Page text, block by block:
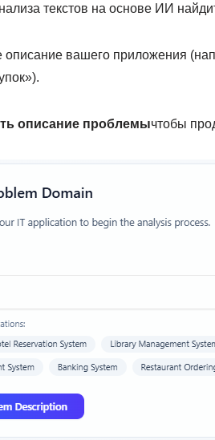
текстов на основе ИИ
описание вашего приложения
описание проблемычтобы